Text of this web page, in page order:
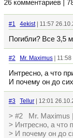
26 комментариев |
#1 4ekist| 11:57
Погибли? Все 3,5
#2 Mr. Maximus |
Интресно, а что
И почему он до
#3 Tellur | 12:01
> #2 Mr. Maximus
> Интресно, а что
> И почему он до